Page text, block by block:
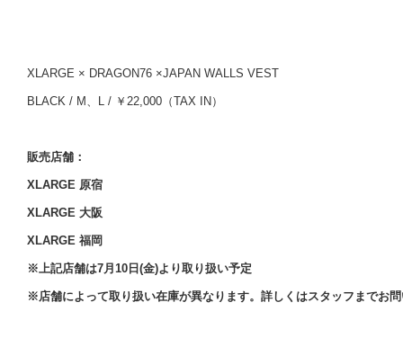
XLARGE × DRAGON76 ×JAPAN WALLS VEST
BLACK / M、L / ￥22,000（TAX IN）
販売店舗：
XLARGE 原宿
XLARGE 大阪
XLARGE 福岡
※上記店舗は7月10日(金)より取り扱い予定
※店舗によって取り扱い在庫が異なります。詳しくはスタッフまでお